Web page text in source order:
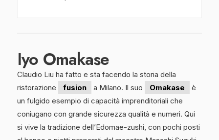
Iyo Omakase
Claudio Liu ha fatto e sta facendo la storia della
ristorazione
fusion a Milano. Il suo Omakase
è
un fulgido esempio di capacità imprenditoriali che
coniugano con grande sicurezza qualità e numeri. Qui
si vive la tradizione dell’Edomae-zushi, con pochi posti